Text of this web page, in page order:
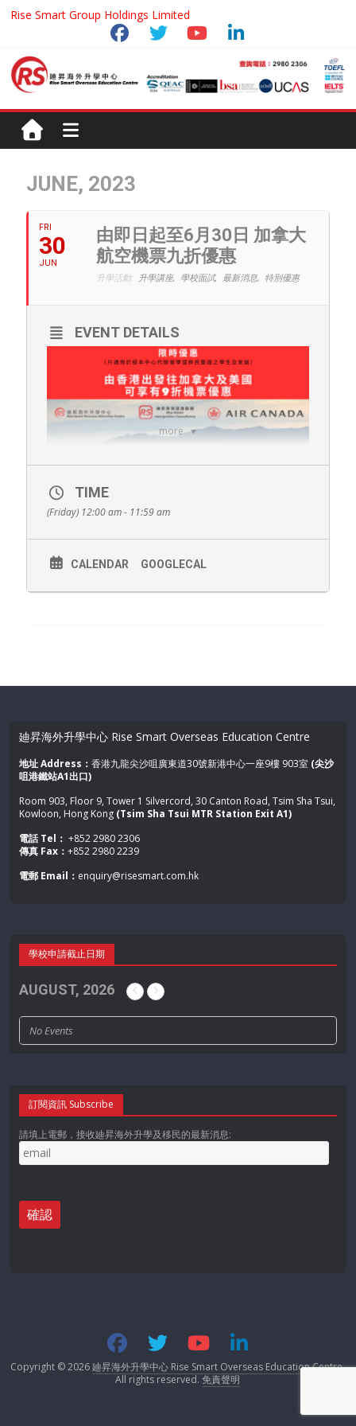
Rise Smart Group Holdings Limited
JUNE, 2023
FRI
30
JUN
由即日起至6月30日 加拿大
航空機票九折優惠
升學活動: 升學講座, 學校面試, 最新消息, 特別優惠
more
EVENT DETAILS
等相關服務等，可享九折特別機票優惠，只限於由香港飛往加
【優惠詳情】
截止日期：2023年6月30日
所有行程必須於2024年1月31日前完成
每次預訂人數上限：4人
把握機會作最後申請！2023年9月及2024年1月已全面開放申
TIME
(Friday) 12:00 am - 11:59 am
CALENDAR GOOGLECAL
廸昇海外升學中心 Rise Smart Overseas Education Centre
地址 Address：香港九龍尖沙咀廣東道30號新港中心一座9樓 903室 (尖沙
咀港鐵站A1出口)
Room 903, Floor 9, Tower 1 Silvercord, 30 Canton Road, Tsim Sha Tsui,
Kowloon, Hong Kong (Tsim Sha Tsui MTR Station Exit A1)
電話 Tel： +852 2980 2306
傳真 Fax：+852 2980 2239
電郵 Email： enquiry@risesmart.com.hk
學校申請截止日期
AUGUST, 2026
No Events
訂閱資訊 Subscribe
請填上電郵，接收廸昇海外升學及移民的最新消息:
Copyright © 2026廸昇海外升學中心 Rise Smart Overseas Education Centre.
All rights reserved.免責聲明